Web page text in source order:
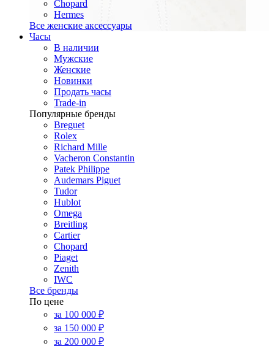
Chopard
Hermes
Все женские аксессуары
Часы
В наличии
Мужские
Женские
Новинки
Продать часы
Trade-in
Популярные бренды
Breguet
Rolex
Richard Mille
Vacheron Constantin
Patek Philippe
Audemars Piguet
Tudor
Hublot
Omega
Breitling
Cartier
Chopard
Piaget
Zenith
IWC
Все бренды
По цене
за 100 000 ₽
за 150 000 ₽
за 200 000 ₽